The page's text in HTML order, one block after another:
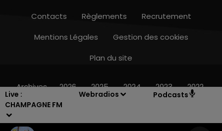
Live :
CHAMPAGNE FM
Webradios Podcasts
7h00 - 12h00
Contacts Règlements
Recrutement
Mentions Légales
Gestion des cookies
Plan du site
Archives 2026 2025 2024 2023 2022